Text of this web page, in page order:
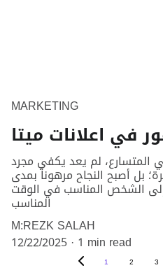
MARKETING
في اعلانات ميتا
المتسارع، لم يعد يكفي مجرد
بل أصبح النجاح مرهوناً بمدى
الشخص المناسب في الوقت
المناسب
M:REZK SALAH
12/22/2025 1 min read
1 2 3